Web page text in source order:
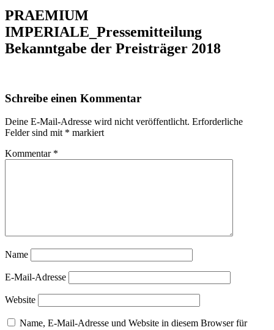
PRAEMIUM
IMPERIALE_Pressemitteilung
Bekanntgabe der Preisträger 2018
Schreibe einen Kommentar
Deine E-Mail-Adresse wird nicht veröffentlicht. Erforderliche
Felder sind mit * markiert
Kommentar *
Name
E-Mail-Adresse
Website
Name, E-Mail-Adresse und Website in diesem Browser für